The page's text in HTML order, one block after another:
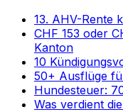
13. AHV-Rente
CHF 153 oder
Kanton
10
50+ Ausflüge
Hundesteuer:
Was verdient